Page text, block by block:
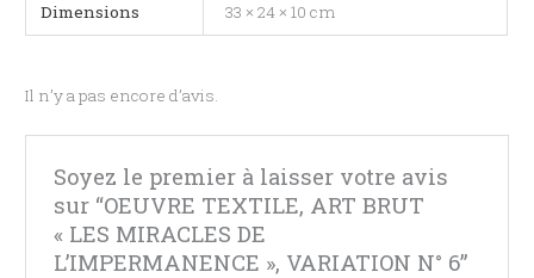
Dimensions 33 × 24 × 10 cm
Il n’y a pas encore d’avis.
Soyez le premier à laisser votre avis
sur “OEUVRE TEXTILE, ART BRUT
« LES MIRACLES DE
L’IMPERMANENCE », VARIATION N° 6”